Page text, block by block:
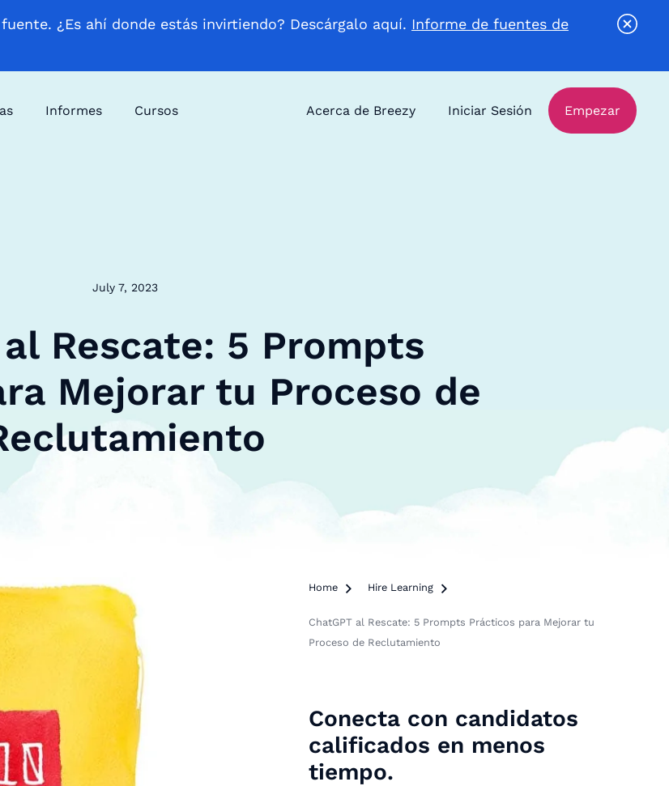
¿Es ahí donde estás invirtiendo? Descárgalo aquí. Informe de fuentes de
Informes Cursos Acerca de Breezy Iniciar Sesión Empezar
July 7, 2023
Rescate: 5 Prompts
Mejorar tu Proceso de
Home  Hire Learning 
ChatGPT al Rescate: 5 Prompts Prácticos para Mejorar tu
Proceso de Reclutamiento
Conecta con candidatos
calificados en menos
tiempo.